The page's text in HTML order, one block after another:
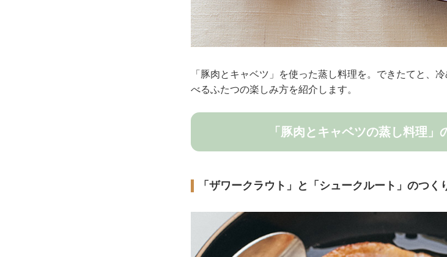
「豚肉とキャベツ」を使った蒸し料理を。できたてと、
べるふたつの楽しみ方を紹介します。
「豚肉とキャベツの蒸し料理
「ザワークラウト」と「シュークルート」のつく